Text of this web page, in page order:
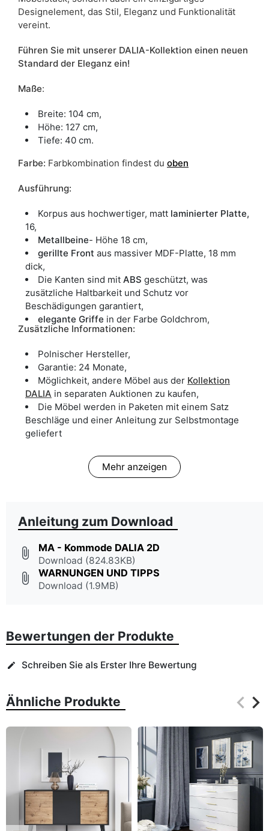
Designelement, das Stil, Eleganz und Funktionalität
vereint.
Führen Sie mit unserer DALIA-Kollektion einen neuen
Standard der Eleganz ein!
Maße:
Breite: 104 cm,
Höhe: 127 cm,
Tiefe: 40 cm.
Farbe: Farbkombination findest du oben
Ausführung:
Korpus aus hochwertiger, matt laminierter Platte,
16,
Metallbeine- Höhe 18 cm,
gerillte Front aus massiver MDF-Platte, 18 mm
dick,
Die Kanten sind mit ABS geschützt, was
zusätzliche Haltbarkeit und Schutz vor
Beschädigungen garantiert,
elegante Griffe in der Farbe Goldchrom,
Zusätzliche Informationen:
Polnischer Hersteller,
Garantie: 24 Monate,
Möglichkeit, andere Möbel aus der Kollektion
DALIA in separaten Auktionen zu kaufen,
Die Möbel werden in Paketen mit einem Satz
Beschläge und einer Anleitung zur Selbstmontage
geliefert
Mehr anzeigen
Anleitung zum Download
attach_file MA - Kommode DALIA 2D
Download (824.83KB)
attach_file WARNUNGEN UND TIPPS
Download (1.9MB)
Bewertungen der Produkte
edit Schreiben Sie als Erster Ihre Bewertung
Ähnliche Produkte keyboard_arrow_left
keyboard_arrow_right